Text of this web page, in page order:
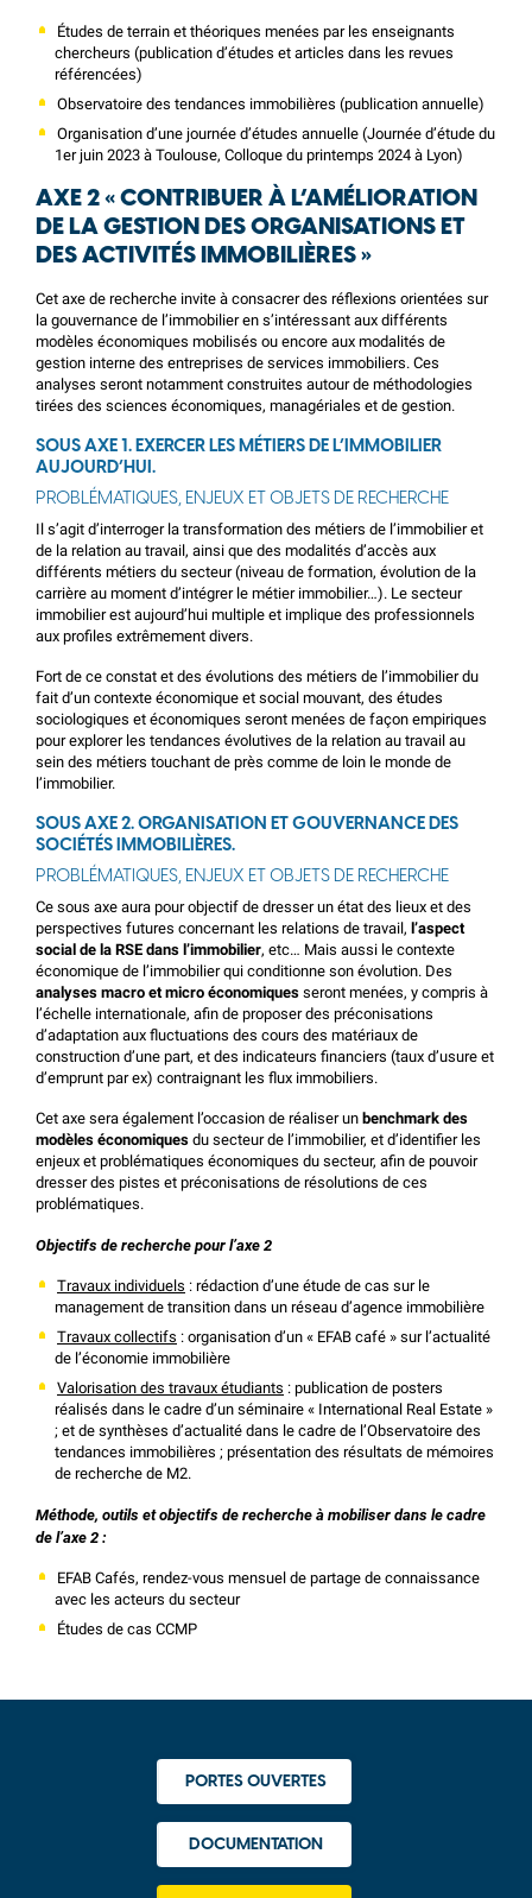
Études de terrain et théoriques menées par les enseignants
chercheurs (publication d’études et articles dans les revues
référencées)
Observatoire des tendances immobilières (publication annuelle)
Organisation d’une journée d’études annuelle (Journée d’étude du
1er juin 2023 à Toulouse, Colloque du printemps 2024 à Lyon)
AXE 2 « CONTRIBUER À L’AMÉLIORATION
DE LA GESTION DES ORGANISATIONS ET
DES ACTIVITÉS IMMOBILIÈRES »
Cet axe de recherche invite à consacrer des réflexions orientées sur
la gouvernance de l’immobilier en s’intéressant aux différents
modèles économiques mobilisés ou encore aux modalités de
gestion interne des entreprises de services immobiliers. Ces
analyses seront notamment construites autour de méthodologies
tirées des sciences économiques, managériales et de gestion.
SOUS AXE 1. EXERCER LES MÉTIERS DE L’IMMOBILIER
AUJOURD’HUI.
PROBLÉMATIQUES, ENJEUX ET OBJETS DE RECHERCHE
Il s’agit d’interroger la transformation des métiers de l’immobilier et
de la relation au travail, ainsi que des modalités d’accès aux
différents métiers du secteur (niveau de formation, évolution de la
carrière au moment d’intégrer le métier immobilier…). Le secteur
immobilier est aujourd’hui multiple et implique des professionnels
aux profiles extrêmement divers.
Fort de ce constat et des évolutions des métiers de l’immobilier du
fait d’un contexte économique et social mouvant, des études
sociologiques et économiques seront menées de façon empiriques
pour explorer les tendances évolutives de la relation au travail au
sein des métiers touchant de près comme de loin le monde de
l’immobilier.
SOUS AXE 2. ORGANISATION ET GOUVERNANCE DES
SOCIÉTÉS IMMOBILIÈRES.
PROBLÉMATIQUES, ENJEUX ET OBJETS DE RECHERCHE
Ce sous axe aura pour objectif de dresser un état des lieux et des
perspectives futures concernant les relations de travail, l’aspect
social de la RSE dans l’immobilier, etc… Mais aussi le contexte
économique de l’immobilier qui conditionne son évolution. Des
analyses macro et micro économiques seront menées, y compris à
l’échelle internationale, afin de proposer des préconisations
d’adaptation aux fluctuations des cours des matériaux de
construction d’une part, et des indicateurs financiers (taux d’usure et
d’emprunt par ex) contraignant les flux immobiliers.
Cet axe sera également l’occasion de réaliser un benchmark des
modèles économiques du secteur de l’immobilier, et d’identifier les
enjeux et problématiques économiques du secteur, afin de pouvoir
dresser des pistes et préconisations de résolutions de ces
problématiques.
Objectifs de recherche pour l’axe 2
Travaux individuels : rédaction d’une étude de cas sur le
management de transition dans un réseau d’agence immobilière
Travaux collectifs : organisation d’un « EFAB café » sur l’actualité
de l’économie immobilière
Valorisation des travaux étudiants : publication de posters
réalisés dans le cadre d’un séminaire « International Real Estate »
; et de synthèses d’actualité dans le cadre de l’Observatoire des
tendances immobilières ; présentation des résultats de mémoires
de recherche de M2.
Méthode, outils et objectifs de recherche à mobiliser dans le cadre
de l’axe 2 :
EFAB Cafés, rendez-vous mensuel de partage de connaissance
avec les acteurs du secteur
Études de cas CCMP
PORTES OUVERTES
DOCUMENTATION